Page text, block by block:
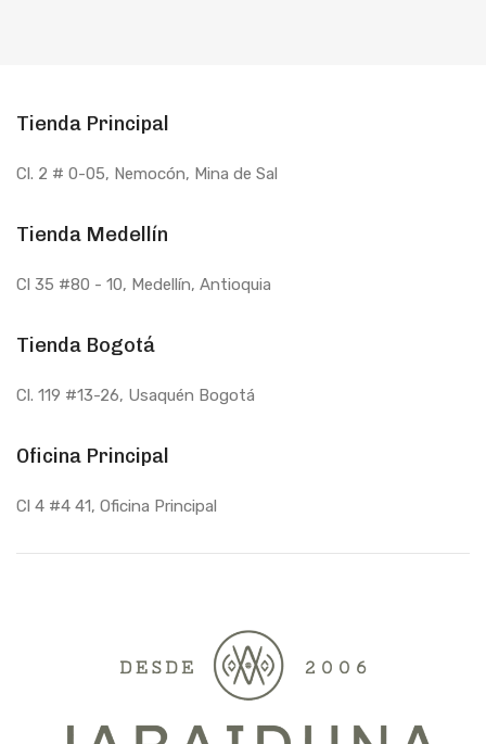
Tienda Principal
Cl. 2 # 0-05, Nemocón, Mina de Sal
Tienda Medellín
Cl 35 #80 - 10, Medellín, Antioquia
Tienda Bogotá
Cl. 119 #13-26, Usaquén Bogotá
Oficina Principal
Cl 4 #4 41, Oficina Principal